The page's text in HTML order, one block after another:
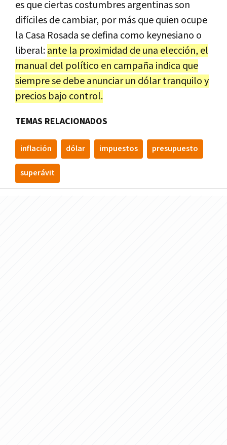
es que ciertas costumbres argentinas son
difíciles de cambiar, por más que quien ocupe
la Casa Rosada se defina como keynesiano o
liberal:ante la proximidad de una elección, el
manual del político en campaña indica que
siempre se debe anunciar un dólar tranquilo y
precios bajo control.
TEMAS RELACIONADOS
inflación dólar impuestos presupuesto
superávit